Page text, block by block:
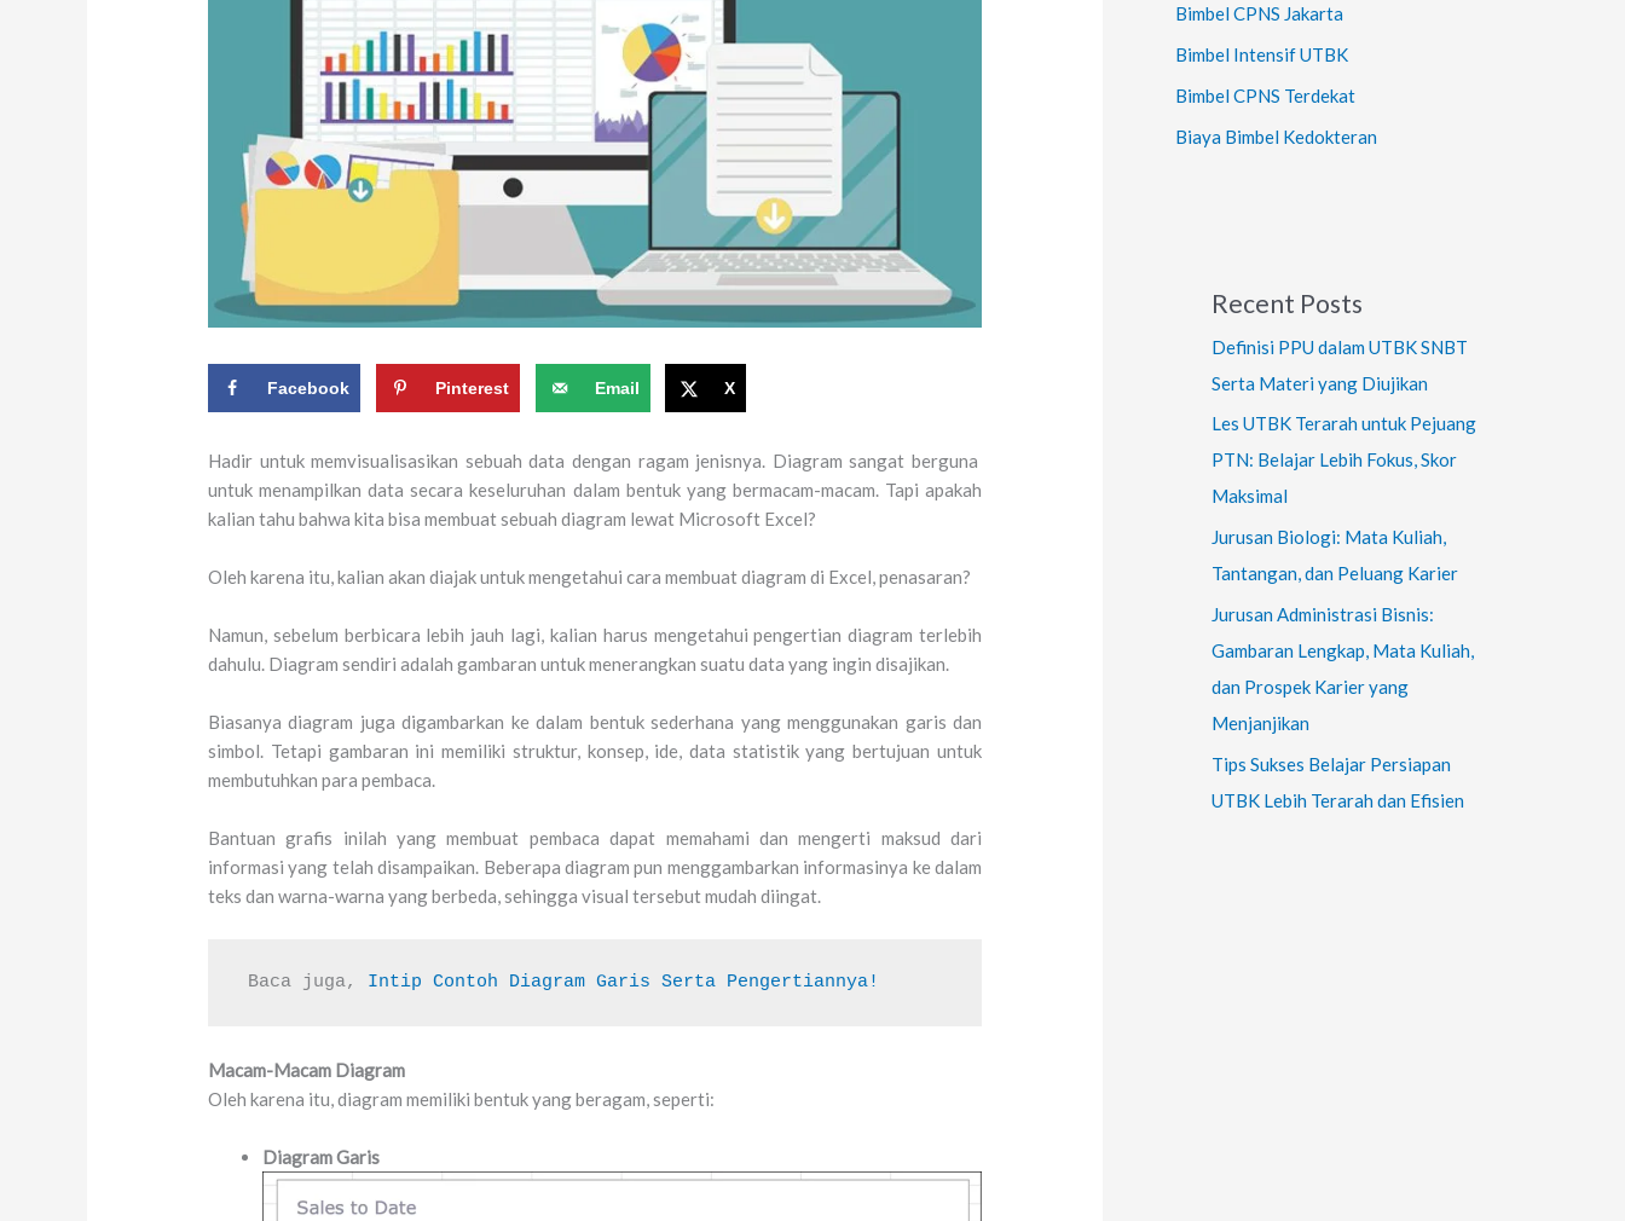
Facebook Pinterest Email X
Hadir untuk memvisualisasikan sebuah data dengan ragam jenisnya. Diagram sangat berguna
untuk menampilkan data secara keseluruhan dalam bentuk yang bermacam-macam. Tapi apakah
kalian tahu bahwa kita bisa membuat sebuah diagram lewat Microsoft Excel?
Oleh karena itu, kalian akan diajak untuk mengetahui cara membuat diagram di Excel, penasaran?
Namun, sebelum berbicara lebih jauh lagi, kalian harus mengetahui pengertian diagram terlebih
dahulu. Diagram sendiri adalah gambaran untuk menerangkan suatu data yang ingin disajikan.
Biasanya diagram juga digambarkan ke dalam bentuk sederhana yang menggunakan garis dan
simbol. Tetapi gambaran ini memiliki struktur, konsep, ide, data statistik yang bertujuan untuk
membutuhkan para pembaca.
Bantuan grafis inilah yang membuat pembaca dapat memahami dan mengerti maksud dari
informasi yang telah disampaikan. Beberapa diagram pun menggambarkan informasinya ke dalam
teks dan warna-warna yang berbeda, sehingga visual tersebut mudah diingat.
Baca juga, Intip Contoh Diagram Garis Serta Pengertiannya!
Macam-Macam Diagram
Oleh karena itu, diagram memiliki bentuk yang beragam, seperti:
Diagram Garis
Bimbel CPNS Jakarta
Bimbel Intensif UTBK
Bimbel CPNS Terdekat
Biaya Bimbel Kedokteran
Recent Posts
Definisi PPU dalam UTBK SNBT
Serta Materi yang Diujikan
Les UTBK Terarah untuk Pejuang
PTN: Belajar Lebih Fokus, Skor
Maksimal
Jurusan Biologi: Mata Kuliah,
Tantangan, dan Peluang Karier
Jurusan Administrasi Bisnis:
Gambaran Lengkap, Mata Kuliah,
dan Prospek Karier yang
Menjanjikan
Tips Sukses Belajar Persiapan
UTBK Lebih Terarah dan Efisien